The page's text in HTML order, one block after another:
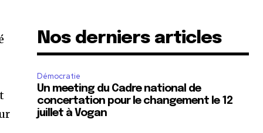
Nos derniers articles
Démocratie
Un meeting du Cadre national de
concertation pour le changement le 12
juillet à Vogan